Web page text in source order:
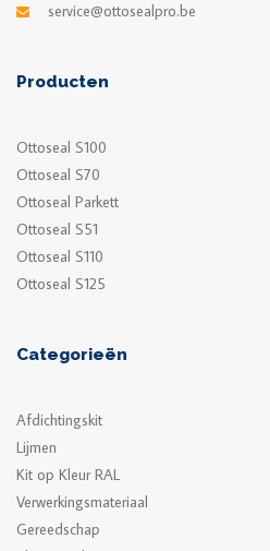
service@ottosealpro.be
Producten
Ottoseal S100
Ottoseal S70
Ottoseal Parkett
Ottoseal S51
Ottoseal S110
Ottoseal S125
Categorieën
Afdichtingskit
Lijmen
Kit op Kleur RAL
Verwerkingsmateriaal
Gereedschap